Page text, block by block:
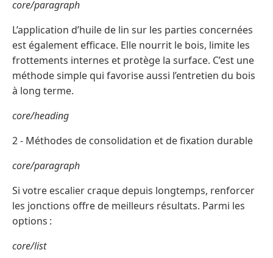
core/paragraph
L’application d’huile de lin sur les parties concernées
est également efficace. Elle nourrit le bois, limite les
frottements internes et protège la surface. C’est une
méthode simple qui favorise aussi l’entretien du bois
à long terme.
core/heading
2 - Méthodes de consolidation et de fixation durable
core/paragraph
Si votre escalier craque depuis longtemps, renforcer
les jonctions offre de meilleurs résultats. Parmi les
options :
core/list